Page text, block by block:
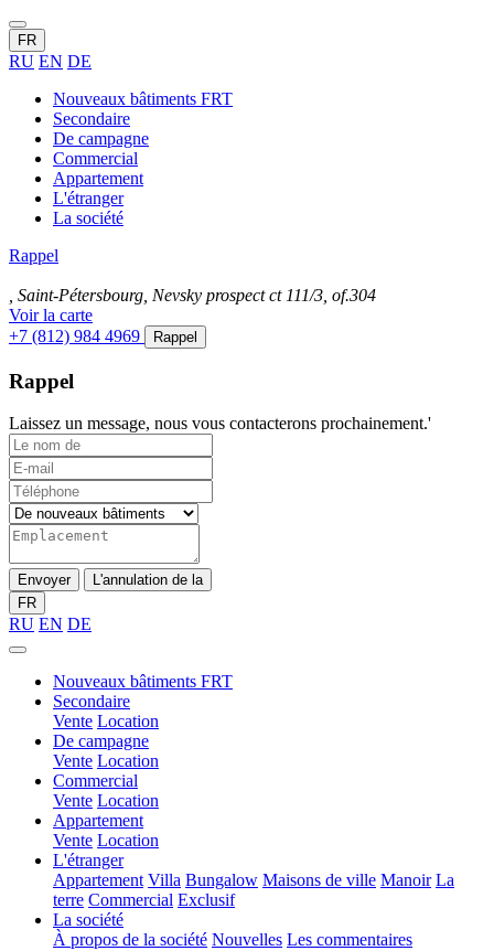
FR
RU EN DE
Nouveaux bâtiments FRT
Secondaire
De campagne
Commercial
Appartement
L'étranger
La société
Rappel
, Saint-Pétersbourg, Nevsky prospect ct 111/3, of.304
Voir la carte
+7 (812) 984 4969
Rappel
Rappel
Laissez un message, nous vous contacterons prochainement.'
Envoyer
L'annulation de la
FR
RU EN DE
Nouveaux bâtiments FRT
Secondaire
Vente Location
De campagne
Vente Location
Commercial
Vente Location
Appartement
Vente Location
L'étranger
Appartement Villa Bungalow Maisons de ville Manoir La
terre Commercial Exclusif
La société
À propos de la société Nouvelles Les commentaires